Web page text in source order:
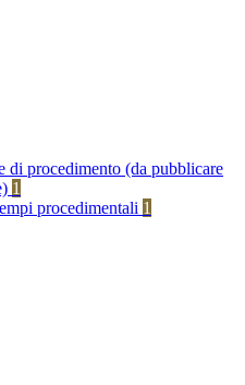
di procedimento (da pubblicare
1
procedimentali 1